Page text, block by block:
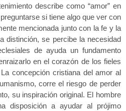
describe como “amor” en
si tiene algo que ver con
mencionada junto con la fe y la
distinción, se percibe la necesidad
de ayuda un fundamento
en el corazón de los fieles
concepción cristiana del amor al
corre el riesgo de perder
su inspiración original. El hombre
disposición a ayudar al prójimo